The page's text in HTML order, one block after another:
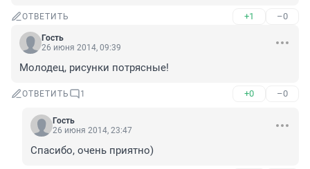
ОТВЕТИТЬ +1 –0
Гость
26 июня 2014, 09:39
Молодец, рисунки потрясные!
ОТВЕТИТЬ 1 +0 –0
Гость
26 июня 2014, 23:47
Спасибо, очень приятно)